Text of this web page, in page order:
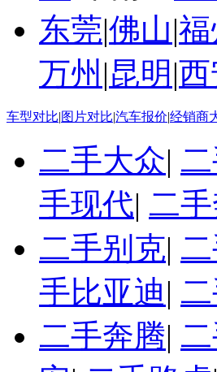
东莞|佛山|福
万州 |昆明 |西
车型对比|图片对比|汽车报价|经销商
二手大众|
手现代| 二
二手别克|
手比亚迪|
二手奔腾|